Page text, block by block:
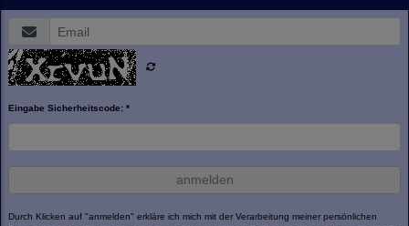
Eingabe Sicherheitscode: *
anmelden
Durch Klicken auf "anmelden" erkläre ich mich mit der Verarbeitung meiner persönlichen